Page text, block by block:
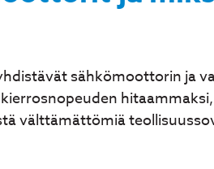
sähkömoottorin ja
välttämättömiä